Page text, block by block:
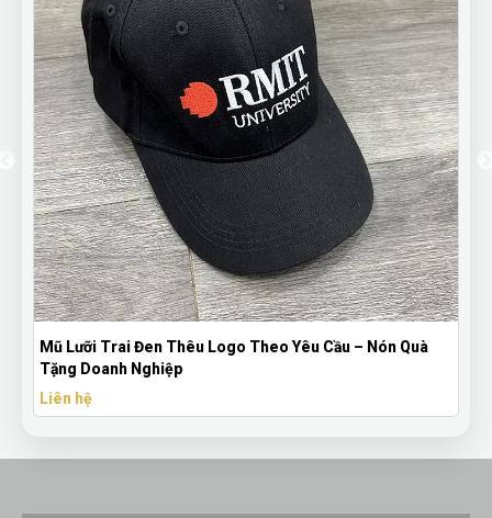
Mũ Lưỡi Trai Đen Thêu Logo Theo Yêu Cầu – Nón Quà
Tặng Doanh Nghiệp
Liên hệ